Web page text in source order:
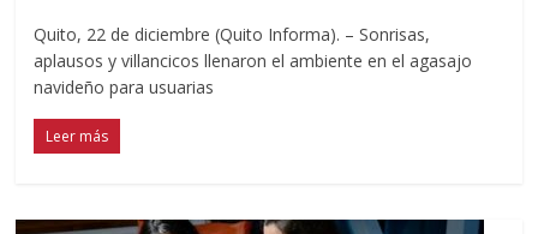
Quito, 22 de diciembre (Quito Informa). – Sonrisas,
aplausos y villancicos llenaron el ambiente en el agasajo
navideño para usuarias
Leer más